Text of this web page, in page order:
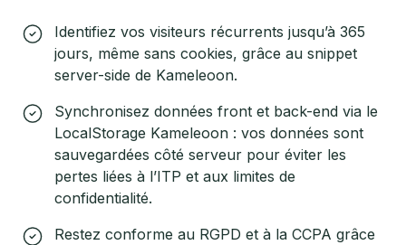
Identifiez vos visiteurs récurrents jusqu’à 365
jours, même sans cookies, grâce au snippet
server-side de Kameleoon.
Synchronisez données front et back-end via le
LocalStorage Kameleoon : vos données sont
sauvegardées côté serveur pour éviter les
pertes liées à l’ITP et aux limites de
confidentialité.
Restez conforme au RGPD et à la CCPA grâce